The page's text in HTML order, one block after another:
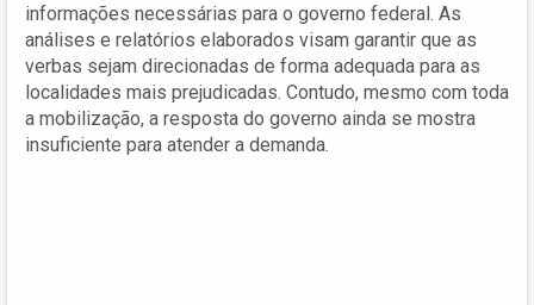
informações necessárias para o governo federal. As
análises e relatórios elaborados visam garantir que as
verbas sejam direcionadas de forma adequada para as
localidades mais prejudicadas. Contudo, mesmo com toda
a mobilização, a resposta do governo ainda se mostra
insuficiente para atender a demanda.